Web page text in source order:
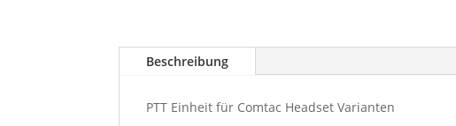
Beschreibung
PTT Einheit für Comtac Headset Varianten